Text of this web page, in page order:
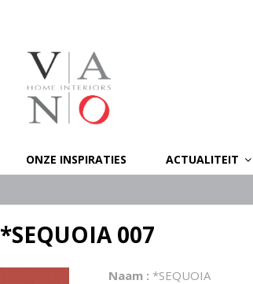
ONZE INSPIRATIES ACTUALITEIT
*SEQUOIA 007
Naam : *SEQUOIA